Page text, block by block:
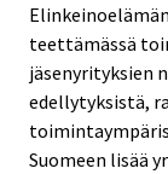
teettämässä
jäsenyrityksien
edellytyksistä,
Suomeen lisää